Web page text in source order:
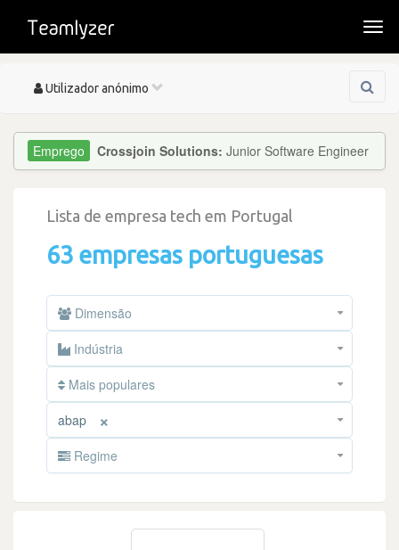
Toggle
Utilizador anónimo
Crossjoin Solutions: Junior Software Engineer
Lista de empresa tech em Portugal
63 empresas portuguesas
Dimensão
Indústria
Mais populares
×
abap
Regime